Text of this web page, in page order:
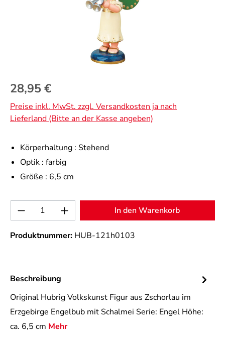
Regulärer Preis:
28,95 €
Preise inkl. MwSt. zzgl. Versandkosten ja nach
Lieferland (Bitte an der Kasse angeben)
Körperhaltung : Stehend
Optik : farbig
Größe : 6,5 cm
Produkt Anzahl: Gib den gewünschten
In den Warenkorb
Produktnummer: HUB-121h0103
Beschreibung
Original Hubrig Volkskunst Figur aus Zschorlau im
Erzgebirge Engelbub mit Schalmei Serie: Engel Höhe:
ca. 6,5 cm Mehr